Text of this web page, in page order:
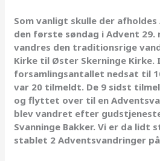
Som vanligt skulle der
den første søndag i Advent 29.
vandres den traditionsrige
Kirke til Øster Skerninge Kirke.
forsamlingsantallet nedsat til
var 20 tilmeldt. De 9 sidst
og flyttet over til en
blev vandret efter
Svanninge Bakker. Vi er da lidt
stablet 2 Adventsvandringer